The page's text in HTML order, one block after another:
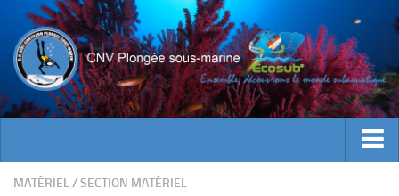
ACTUALITES
MATÉRIEL/SECTION MATÉRIEL